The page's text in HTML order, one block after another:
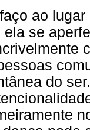
ao
se
do